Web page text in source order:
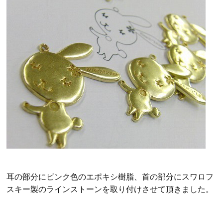
耳の部分にピンク色のエポキシ樹脂、首の部分にスワロフ
スキー製のラインストーンを取り付けさせて頂きました。